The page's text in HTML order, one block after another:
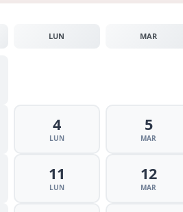
LUN MAR
4
LUN
5
MAR
11
LUN
12
MAR